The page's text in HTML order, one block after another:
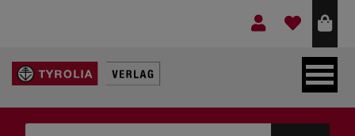
LEBEN & GLAUBE